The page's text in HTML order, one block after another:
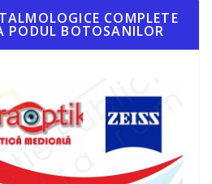
COMPLETE
PODUL BOTOSANILOR